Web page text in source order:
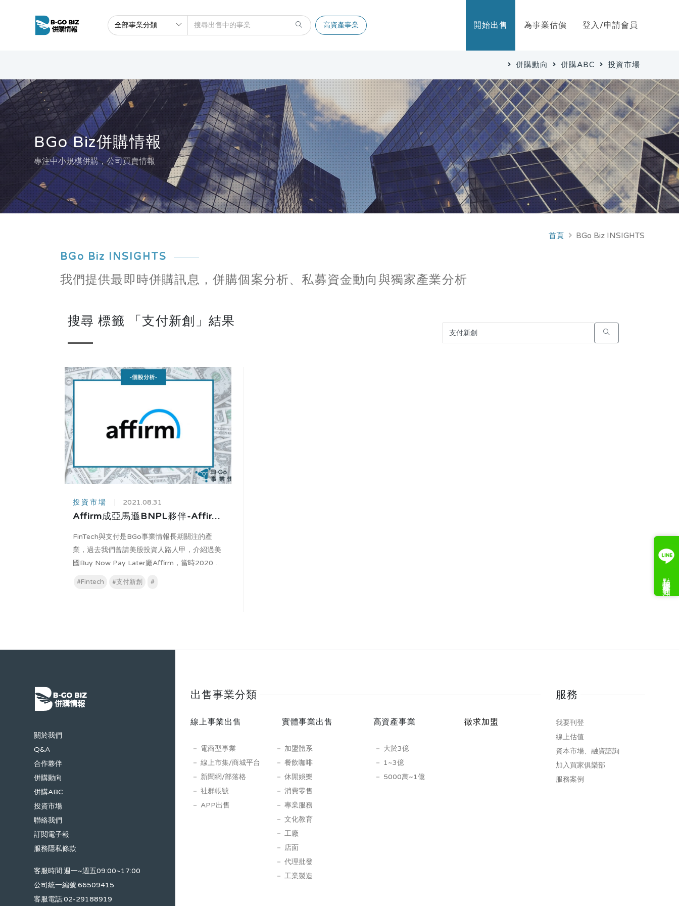
高資產事業 開始出售 為事業估價 登入/申請會員
併購動向 併購ABC 投資市場
BGo Biz併購情報
專注中小規模併購，公司買賣情報
首頁 BGo Biz INSIGHTS
BGo Biz INSIGHTS
我們提供最即時併購訊息，併購個案分析、私募資金動向與獨家產業分析
搜尋 標籤 「支付新創」結果
投資市場 2021.08.31
Affirm成亞馬遜BNPL夥伴-Affirm
FinTech與支付是BGo事業情報長期關注的產
業，過去我們曾請美股投資人路人甲，介紹過美
國Buy Now Pay Later廠Affirm，當時2020年
是不是忘了前陣子Klarna信貸的損失率大增的新
聞？AMAZON其實本來就有BNPL的選項，但
為何要新增Affirm？BNPL產業關鍵是信用評分
訊息理解、判斷信貸損失的機率，進而做到撥貸
金額高，損失率低，且能通過經濟景氣循環週期
驗證的風險模型，其實不是那麼容易的，更別說
必須在消費者在電商下單的幾分鐘內，就必須迅
速完成判斷，我認為這是retail finance最有價值
一次短暫的經濟衰退，這類的信貸模型更值得在
這段時間檢視，請注意，路人甲提供的是Affirm
#Fintech #支付新創 #
關於我們
Q&A
合作夥伴
併購動向
併購ABC
投資市場
聯絡我們
訂閱電子報
服務隱私條款
客服時間:週一~週五09:00~17:00
公司統一編號:66509415
客服電話:02-29188919
出售事業分類
線上事業出售
電商型事業
線上市集/商城平台
新聞網/部落格
社群帳號
APP出售
實體事業出售
加盟體系
餐飲咖啡
休閒娛樂
消費零售
專業服務
文化教育
工廠
店面
代理批發
工業製造
高資產事業
大於3億
1~3億
5000萬~1億
徵求加盟
服務
我要刊登
線上估值
資本市場、融資諮詢
加入買家俱樂部
服務案例
點我接收案件通知